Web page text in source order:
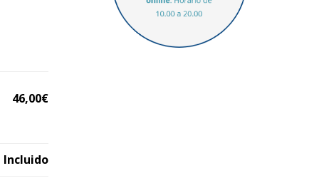
46,00€
Incluido